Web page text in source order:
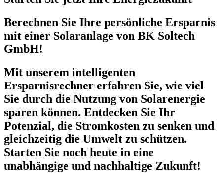
Berechnen Sie Ihre persönliche Ersparnis
mit einer Solaranlage von BK Soltech
GmbH!
Mit unserem intelligenten
Ersparnisrechner erfahren Sie, wie viel
Sie durch die Nutzung von Solarenergie
sparen können. Entdecken Sie Ihr
Potenzial, die Stromkosten zu senken und
gleichzeitig die Umwelt zu schützen.
Starten Sie noch heute in eine
unabhängige und nachhaltige Zukunft!